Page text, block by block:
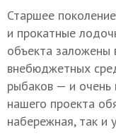
Старшее
и прокатные
объекта заложены
внебюджетных
рыбаков — и очень
нашего проекта
набережная, так и